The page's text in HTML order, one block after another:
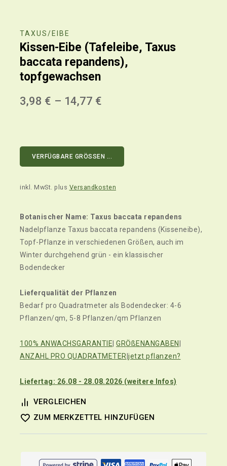
TAXUS/EIBE
Kissen-Eibe (Tafeleibe, Taxus
baccata repandens),
topfgewachsen
3,98 € – 14,77 €
VERFÜGBARE GRÖSSEN ...
inkl. MwSt. plus Versandkosten
Botanischer Name: Taxus baccata repandens
Nadelpflanze Taxus baccata repandens (Kisseneibe),
Topf-Pflanze in verschiedenen Größen, auch im
Winter durchgehend grün - ein klassischer
Bodendecker
Lieferqualität der Pflanzen
Bedarf pro Quadratmeter als Bodendecker: 4-6
Pflanzen/qm, 5-8 Pflanzen/qm Pflanzen
100% ANWACHSGARANTIE GRÖßENANGABEN
ANZAHL PRO QUADRATMETER jetzt pflanzen?
Liefertag: 26.08 - 28.08.2026 (weitere Infos)
VERGLEICHEN
ZUM MERKZETTEL HINZUFÜGEN